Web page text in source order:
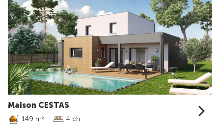
Maison CESTAS
149 m2 4 ch